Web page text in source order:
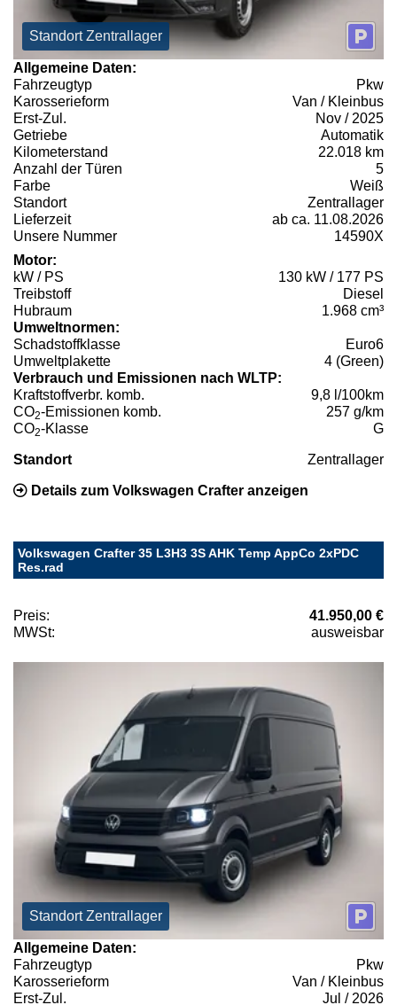
Standort Zentrallager
Allgemeine Daten:
Fahrzeugtyp
Pkw
Karosserieform
Van / Kleinbus
Erst-Zul.
Nov / 2025
Getriebe
Automatik
Kilometerstand
22.018 km
Anzahl der Türen
5
Farbe
Weiß
Standort
Zentrallager
Lieferzeit
ab ca. 11.08.2026
Unsere Nummer
14590X
Motor:
kW / PS
130 kW / 177 PS
Treibstoff
Diesel
Hubraum
1.968 cm³
Umweltnormen:
Schadstoffklasse
Euro6
Umweltplakette
4 (Green)
Verbrauch und Emissionen nach WLTP:
Kraftstoffverbr. komb.
9,8 l/100km
CO2-Emissionen komb.
257 g/km
CO2-Klasse G
Standort Zentrallager
Details zum Volkswagen Crafter anzeigen
Volkswagen Crafter 35 L3H3 3S AHK Temp AppCo 2xPDC
Res.rad
Preis:
41.950,00 €
MWSt:
ausweisbar
Standort Zentrallager
Allgemeine Daten:
Fahrzeugtyp
Pkw
Karosserieform
Van / Kleinbus
Erst-Zul.
Jul / 2026